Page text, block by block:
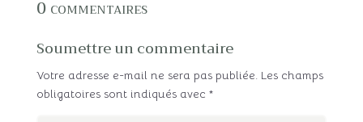
0 commentaires
Soumettre un commentaire
Votre adresse e-mail ne sera pas publiée. Les champs
obligatoires sont indiqués avec *